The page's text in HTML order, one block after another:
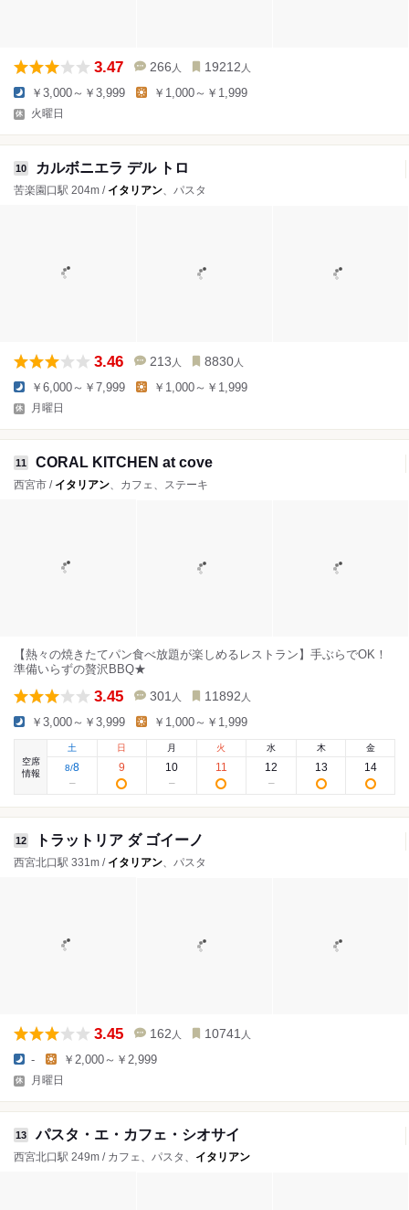
3.47 266 人 19212 人
￥3,000～￥3,999 ￥1,000～￥1,999
火曜日
10 カルボニエラ デル トロ
苦楽園口駅 204m / イタリアン、パスタ
3.46 213 人 8830 人
￥6,000～￥7,999 ￥1,000～￥1,999
月曜日
11 CORAL KITCHEN at cove
西宮市 / イタリアン、カフェ、ステーキ
【熱々の焼きたてパン食べ放題が楽しめるレストラン】手ぶらでOK！
準備いらずの贅沢BBQ★
3.45 301 人 11892 人
￥3,000～￥3,999 ￥1,000～￥1,999
空席
情報
土
8/8
日
9
月
10
火
11
水
12
木
13
金
14
12 トラットリア ダ ゴイーノ
西宮北口駅 331m / イタリアン、パスタ
3.45 162 人 10741 人
- ￥2,000～￥2,999
月曜日
13 パスタ・エ・カフェ・シオサイ
西宮北口駅 249m / カフェ、パスタ、 イタリアン